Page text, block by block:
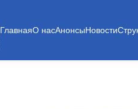
ГлавнаяО насАнонсыНовости